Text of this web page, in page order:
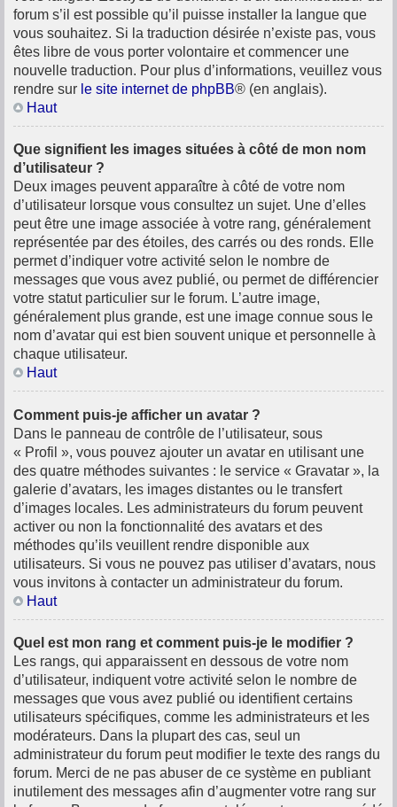
forum s’il est possible qu’il puisse installer la langue que
vous souhaitez. Si la traduction désirée n’existe pas, vous
êtes libre de vous porter volontaire et commencer une
nouvelle traduction. Pour plus d’informations, veuillez vous
rendre sur le site internet de phpBB® (en anglais).
Haut
Que signifient les images situées à côté de mon nom
d’utilisateur ?
Deux images peuvent apparaître à côté de votre nom
d’utilisateur lorsque vous consultez un sujet. Une d’elles
peut être une image associée à votre rang, généralement
représentée par des étoiles, des carrés ou des ronds. Elle
permet d’indiquer votre activité selon le nombre de
messages que vous avez publié, ou permet de différencier
votre statut particulier sur le forum. L’autre image,
généralement plus grande, est une image connue sous le
nom d’avatar qui est bien souvent unique et personnelle à
chaque utilisateur.
Haut
Comment puis-je afficher un avatar ?
Dans le panneau de contrôle de l’utilisateur, sous
« Profil », vous pouvez ajouter un avatar en utilisant une
des quatre méthodes suivantes : le service « Gravatar », la
galerie d’avatars, les images distantes ou le transfert
d’images locales. Les administrateurs du forum peuvent
activer ou non la fonctionnalité des avatars et des
méthodes qu’ils veuillent rendre disponible aux
utilisateurs. Si vous ne pouvez pas utiliser d’avatars, nous
vous invitons à contacter un administrateur du forum.
Haut
Quel est mon rang et comment puis-je le modifier ?
Les rangs, qui apparaissent en dessous de votre nom
d’utilisateur, indiquent votre activité selon le nombre de
messages que vous avez publié ou identifient certains
utilisateurs spécifiques, comme les administrateurs et les
modérateurs. Dans la plupart des cas, seul un
administrateur du forum peut modifier le texte des rangs du
forum. Merci de ne pas abuser de ce système en publiant
inutilement des messages afin d’augmenter votre rang sur